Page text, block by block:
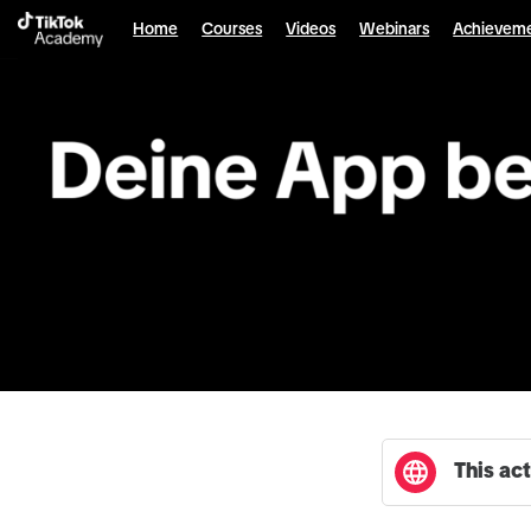
Home Courses Videos Webinars
English selected
This